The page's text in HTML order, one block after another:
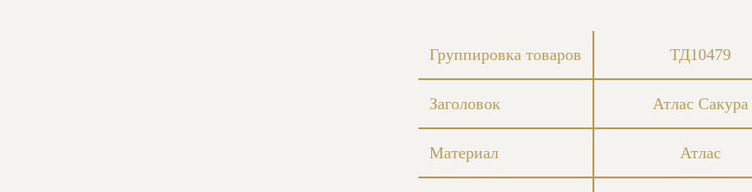
Группировка товаров ТД10479
Заголовок Атлас Сакура
Материал Атлас